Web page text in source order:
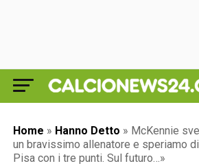
Home » Hanno Detto » McKennie
un bravissimo allenatore e speriamo
Pisa con i tre punti. Sul futuro…»